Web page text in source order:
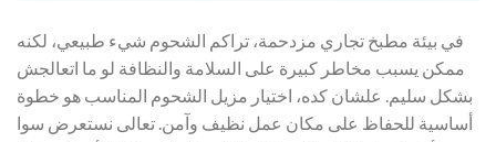
في بيئة مطبخ تجاري مزدحمة، تراكم الشحوم شيء طبيعي، لكنه
ممكن يسبب مخاطر كبيرة على السلامة والنظافة لو ما اتعالجش
بشكل سليم. علشان كده، اختيار مزيل الشحوم المناسب هو خطوة
أساسية للحفاظ على مكان عمل نظيف وآمن. تعالى نستعرض سوا